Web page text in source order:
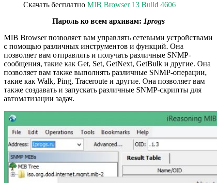
Скачать бесплатно MIB Browser 13 Build 4606
Пароль ко всем архивам: 1progs
MIB Browser позволяет вам управлять сетевыми устройствами
с помощью различных инструментов и функций. Она
позволяет вам отправлять и получать различные SNMP-
сообщения, такие как Get, Set, GetNext, GetBulk и другие. Она
позволяет вам также выполнять различные SNMP-операции,
такие как Walk, Ping, Traceroute и другие. Она позволяет вам
также создавать и запускать различные SNMP-скрипты для
автоматизации задач.